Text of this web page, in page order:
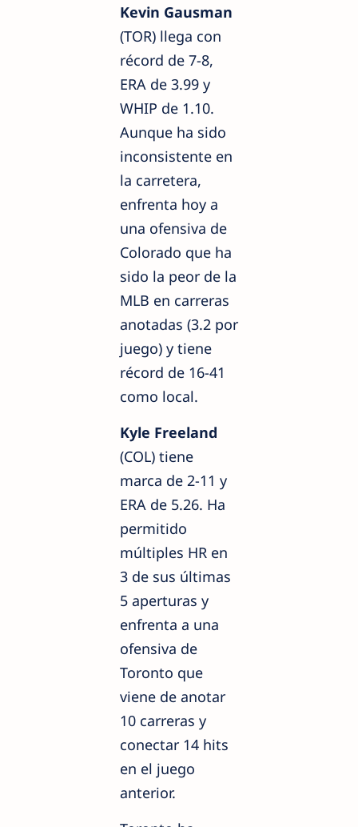
Kevin Gausman
(TOR) llega con
récord de 7-8,
ERA de 3.99 y
WHIP de 1.10.
Aunque ha sido
inconsistente en
la carretera,
enfrenta hoy a
una ofensiva de
Colorado que ha
sido la peor de la
MLB en carreras
anotadas (3.2 por
juego) y tiene
récord de 16-41
como local.
Kyle Freeland
(COL) tiene
marca de 2-11 y
ERA de 5.26. Ha
permitido
múltiples HR en
3 de sus últimas
5 aperturas y
enfrenta a una
ofensiva de
Toronto que
viene de anotar
10 carreras y
conectar 14 hits
en el juego
anterior.